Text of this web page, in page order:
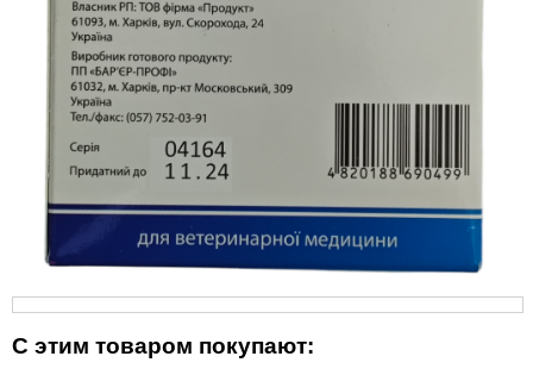
С этим товаром покупают: